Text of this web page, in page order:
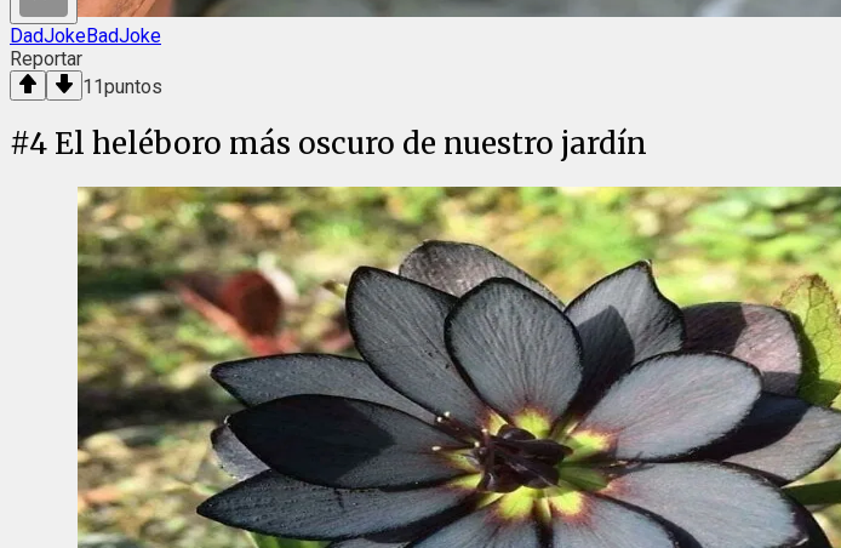
DadJokeBadJoke
Reportar
11puntos
#4 El heléboro más oscuro de nuestro jardín